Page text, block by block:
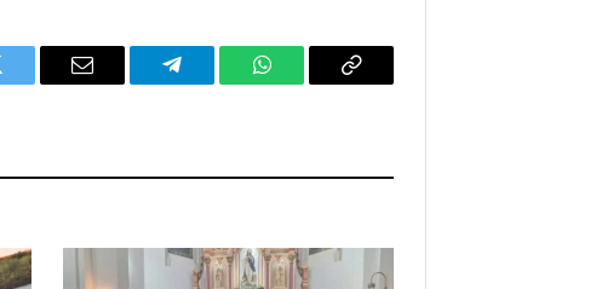
Email Telegram WhatsAppCopy